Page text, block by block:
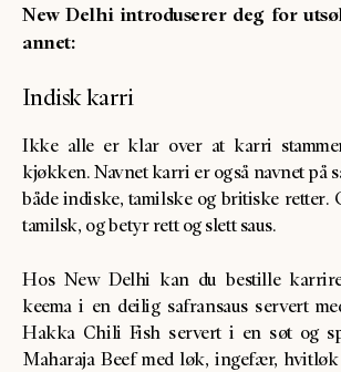
New Delhi introduserer deg for
annet:
Indisk karri
Ikke alle er klar over at karri
kjøkken. Navnet karri er også navnet på
både indiske, tamilske og britiske retter.
tamilsk, og betyr rett og slett saus.
Hos New Delhi kan du bestille
keema i en deilig safransaus servert
Hakka Chili Fish servert i en søt og
Maharaja Beef med løk, ingefær,